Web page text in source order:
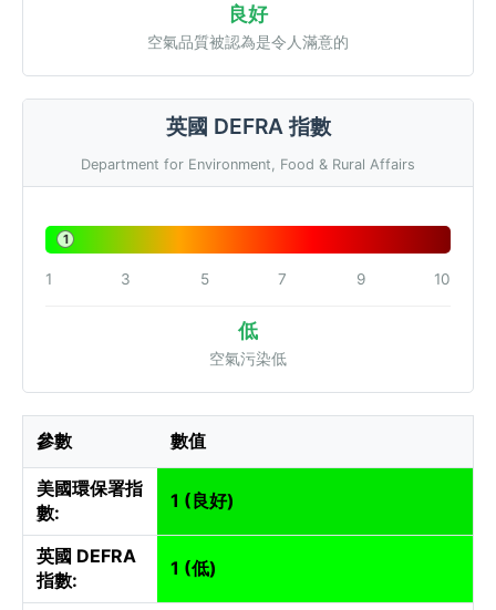
良好
空氣品質被認為是令人滿意的
英國 DEFRA 指數
Department for Environment, Food & Rural Affairs
1
1 3 5 7 9 10
低
空氣污染低
參數 數值
美國環保署指
數:
1 (良好)
英國 DEFRA
指數:
1 (低)